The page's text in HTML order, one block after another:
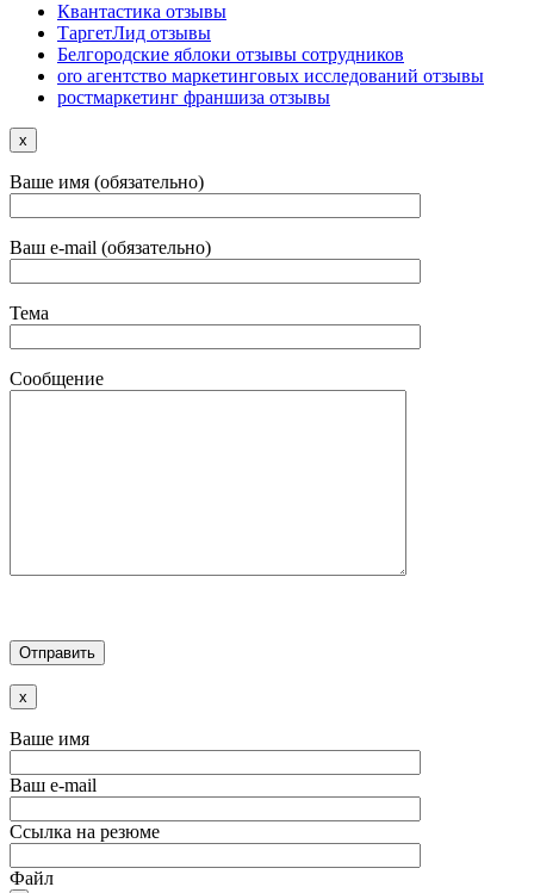
Квантастика отзывы
ТаргетЛид отзывы
Белгородские яблоки отзывы сотрудников
oro агентство маркетинговых исследований отзывы
ростмаркетинг франшиза отзывы
x
Ваше имя (обязательно)
Ваш e-mail (обязательно)
Тема
Сообщение
x
Ваше имя
Ваш e-mail
Ссылка на резюме
Файл